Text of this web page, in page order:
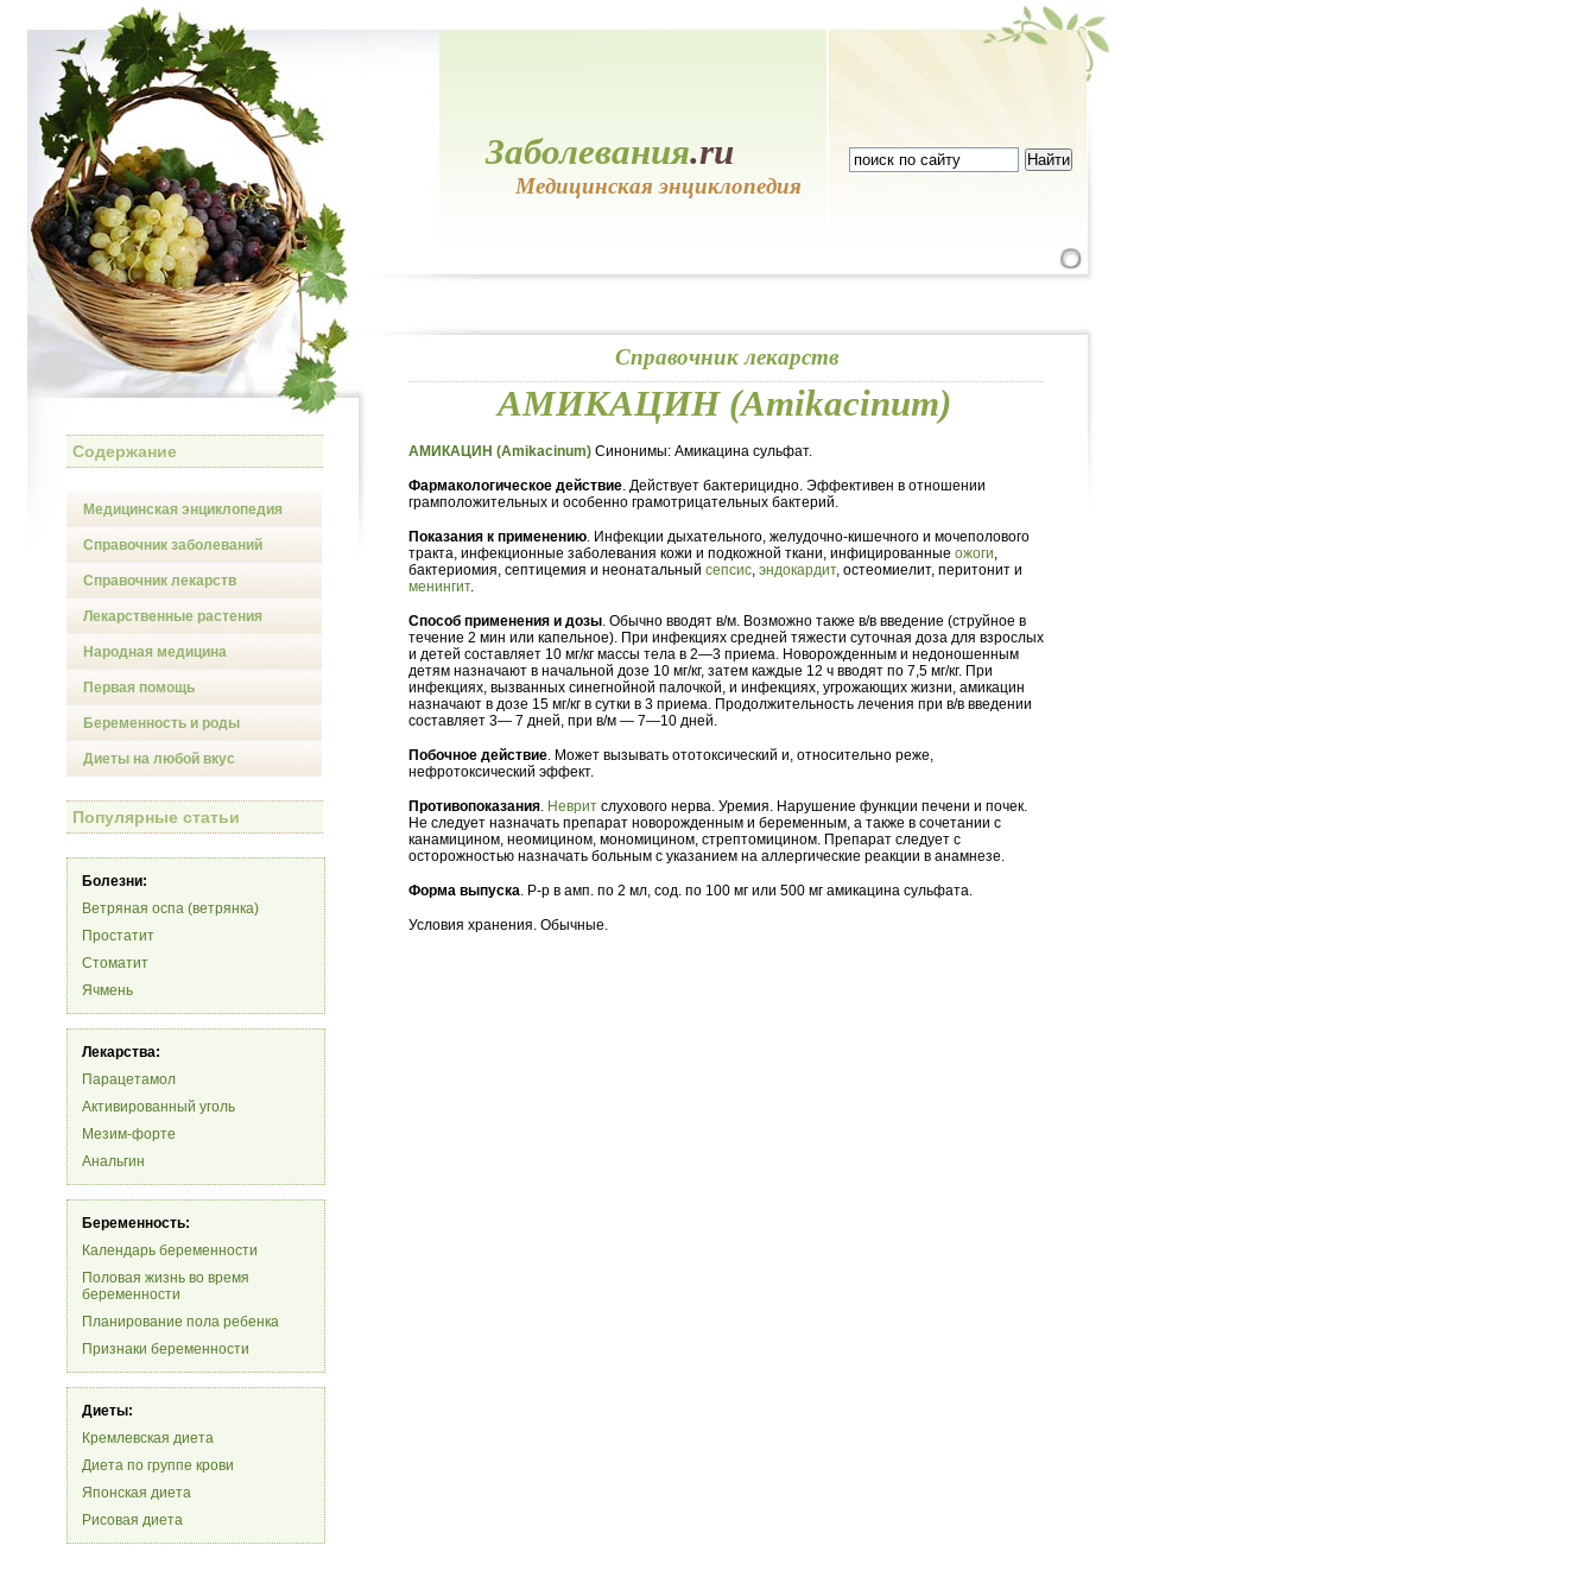
Заболевания.ru
Медицинская энциклопедия
Содержание
Медицинская энциклопедия
Справочник заболеваний
Справочник лекарств
Лекарственные растения
Народная медицина
Первая помощь
Беременность и роды
Диеты на любой вкус
Популярные статьи
Болезни:
Ветряная оспа (ветрянка)
Простатит
Стоматит
Ячмень
Лекарства:
Парацетамол
Активированный уголь
Мезим-форте
Анальгин
Беременность:
Календарь беременности
Половая жизнь во время
беременности
Планирование пола ребенка
Признаки беременности
Диеты:
Кремлевская диета
Диета по группе крови
Японская диета
Рисовая диета
Справочник лекарств
АМИКАЦИН (Amikacinum)
АМИКАЦИН (Amikacinum) Синонимы: Амикацина сульфат.
Фармакологическое действие. Действует бактерицидно. Эффективен в отношении
грамположительных и особенно грамотрицательных бактерий.
Показания к применению. Инфекции дыхательного, желудочно-кишечного и мочеполового
тракта, инфекционные заболевания кожи и подкожной ткани, инфицированные ожоги,
бактериомия, септицемия и неонатальный сепсис, эндокардит, остеомиелит, перитонит и
менингит.
Способ применения и дозы. Обычно вводят в/м. Возможно также в/в введение (струйное в
течение 2 мин или капельное). При инфекциях средней тяжести суточная доза для взрослых
и детей составляет 10 мг/кг массы тела в 2—3 приема. Новорожденным и недоношенным
детям назначают в начальной дозе 10 мг/кг, затем каждые 12 ч вводят по 7,5 мг/кг. При
инфекциях, вызванных синегнойной палочкой, и инфекциях, угрожающих жизни, амикацин
назначают в дозе 15 мг/кг в сутки в 3 приема. Продолжительность лечения при в/в введении
составляет 3— 7 дней, при в/м — 7—10 дней.
Побочное действие. Может вызывать ототоксический и, относительно реже,
нефротоксический эффект.
Противопоказания. Неврит слухового нерва. Уремия. Нарушение функции печени и почек.
Не следует назначать препарат новорожденным и беременным, а также в сочетании с
канамицином, неомицином, мономицином, стрептомицином. Препарат следует с
осторожностью назначать больным с указанием на аллергические реакции в анамнезе.
Форма выпуска. Р-р в амп. по 2 мл, сод. по 100 мг или 500 мг амикацина сульфата.
Условия хранения. Обычные.